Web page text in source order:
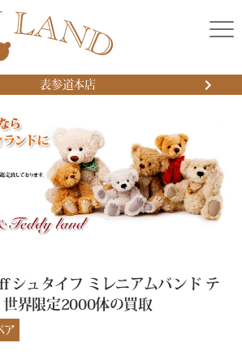
表参道本店
シュタイフ ミレニアムバンド テ
界限定2000体の買取
ア